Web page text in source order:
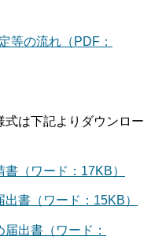
等の流れ（PDF：
式は下記よりダウンロー
書（ワード：17KB）
出書（ワード：15KB）
届出書（ワード：